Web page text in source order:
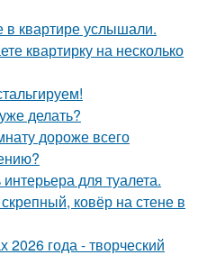
в квартире услышали.
квартирку на несколько
делать?
дороже всего
для туалета.
ковёр на стене в
2026 года - творческий